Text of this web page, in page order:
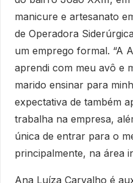
manicure e artesanato
de Operadora
um emprego formal. “A
aprendi com meu avô e
marido ensinar para
expectativa de também
trabalha na empresa,
única de entrar para o
principalmente, na área
Ana Luíza Carvalho é